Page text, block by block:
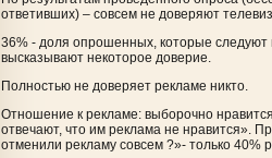
ответивших) – совсем не доверяют
36% - доля опрошенных, которые следуют
высказывают некоторое доверие.
Полностью не доверяет рекламе никто.
Отношение к рекламе: выборочно
отвечают, что им реклама не нравится».
отменили рекламу совсем ?»- только 40%